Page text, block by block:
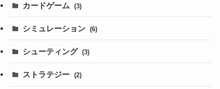
カードゲーム (3)
シミュレーション (6)
シューティング (3)
ストラテジー (2)